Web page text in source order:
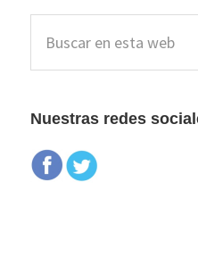
Barra
lateral
esta
Nuestras redes